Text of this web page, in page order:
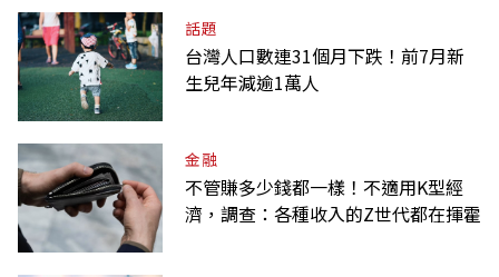
話題
台灣人口數連31個月下跌！前7月新
生兒年減逾1萬人
金融
不管賺多少錢都一樣！不適用K型經
濟，調查：各種收入的Z世代都在揮霍